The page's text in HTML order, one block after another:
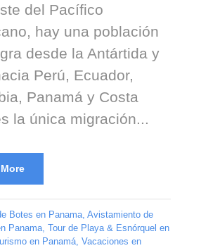
del Pacífico
hay una población
desde la Antártida y
Perú, Ecuador,
Panamá y Costa
la única migración...
Botes en Panama Avistamiento de
Panama Tour de Playa & Esnórquel en
en Panamá Vacaciones en